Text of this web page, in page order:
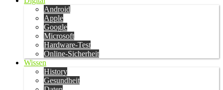
Android
Apple
Google
Microsoft
Hardware-Test
Online-Sicherheit
Wissen
History
Gesundheit